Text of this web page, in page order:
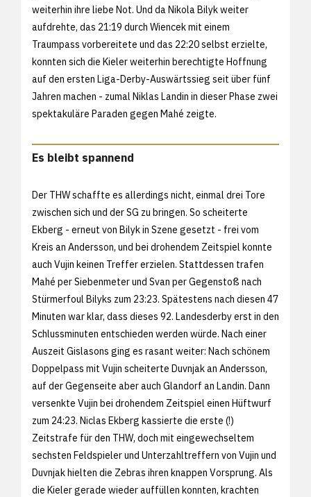
weiterhin ihre liebe Not. Und da Nikola Bilyk weiter
aufdrehte, das 21:19 durch Wiencek mit einem
Traumpass vorbereitete und das 22:20 selbst erzielte,
konnten sich die Kieler weiterhin berechtigte Hoffnung
auf den ersten Liga-Derby-Auswärtssieg seit über fünf
Jahren machen - zumal Niklas Landin in dieser Phase zwei
spektakuläre Paraden gegen Mahé zeigte.
Es bleibt spannend
Der THW schaffte es allerdings nicht, einmal drei Tore
zwischen sich und der SG zu bringen. So scheiterte
Ekberg - erneut von Bilyk in Szene gesetzt - frei vom
Kreis an Andersson, und bei drohendem Zeitspiel konnte
auch Vujin keinen Treffer erzielen. Stattdessen trafen
Mahé per Siebenmeter und Svan per Gegenstoß nach
Stürmerfoul Bilyks zum 23:23. Spätestens nach diesen 47
Minuten war klar, dass dieses 92. Landesderby erst in den
Schlussminuten entschieden werden würde. Nach einer
Auszeit Gislasons ging es rasant weiter: Nach schönem
Doppelpass mit Vujin scheiterte Duvnjak an Andersson,
auf der Gegenseite aber auch Glandorf an Landin. Dann
versenkte Vujin bei drohendem Zeitspiel einen Hüftwurf
zum 24:23. Niclas Ekberg kassierte die erste (!)
Zeitstrafe für den THW, doch mit eingewechseltem
sechsten Feldspieler und Unterzahltreffern von Vujin und
Duvnjak hielten die Zebras ihren knappen Vorsprung. Als
die Kieler gerade wieder auffüllen konnten, krachten